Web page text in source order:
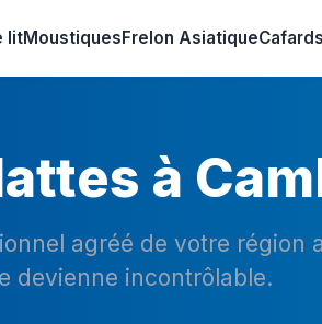
litMoustiquesFrelon Asiatique
à
agréé de votre région
devienne incontrôlable.